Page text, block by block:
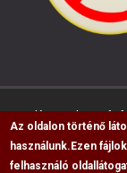
Kapcsolat
RSS
Az oldalon történő
használunk. Ezen
felhasználó